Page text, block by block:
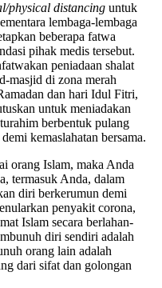
physical distancing untuk
lembaga-lembaga
beberapa fatwa
pihak medis tersebut.
peniadaan shalat
masjid di zona merah
dan hari Idul Fitri,
untuk meniadakan
berbentuk pulang
kemaslahatan bersama.
orang Islam, maka Anda
termasuk Anda, dalam
diri berkerumun demi
penyakit corona,
Islam secara berlahan-
diri sendiri adalah
orang lain adalah
dari sifat dan golongan